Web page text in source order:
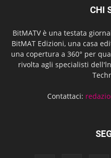
CHI
BitMATV è una testata
BitMAT Edizioni, una casa
una copertura a 360° per
rivolta agli specialisti
Contattaci: